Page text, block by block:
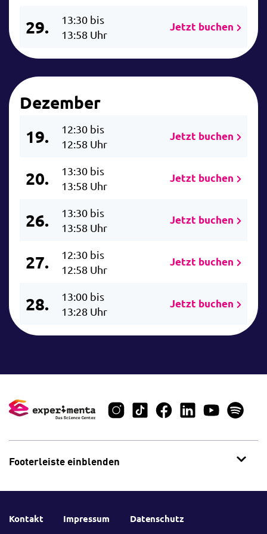
29.
13:30 bis
13:58 Uhr
Jetzt buchen
Dezember
19.
12:30 bis
12:58 Uhr
Jetzt buchen
20.
13:30 bis
13:58 Uhr
Jetzt buchen
26.
13:30 bis
13:58 Uhr
Jetzt buchen
27.
12:30 bis
12:58 Uhr
Jetzt buchen
28.
13:00 bis
13:28 Uhr
Jetzt buchen
Footerleiste einblenden
Kontakt Impressum Datenschutz